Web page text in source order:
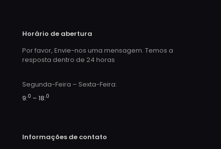
Horário de abertura
Por favor, Envie-nos uma mensagem. Temos a
resposta dentro de 24 horas
Segunda-Feira – Sexta-Feira:
9:0 – 18:0
Informações de contato